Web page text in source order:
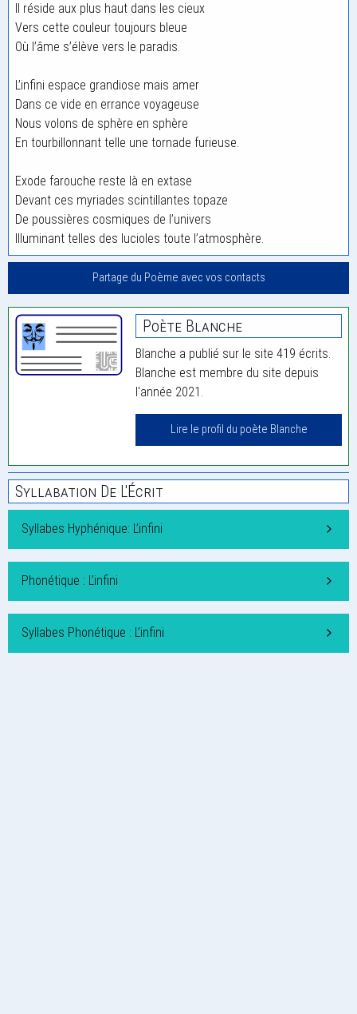
Il réside aux plus haut dans les cieux
Vers cette couleur toujours bleue
Où l’âme s’élève vers le paradis.
L’infini espace grandiose mais amer
Dans ce vide en errance voyageuse
Nous volons de sphère en sphère
En tourbillonnant telle une tornade furieuse.
Exode farouche reste là en extase
Devant ces myriades scintillantes topaze
De poussières cosmiques de l’univers
Illuminant telles des lucioles toute l’atmosphère.
Partage du Poème avec vos contacts
Poète Blanche
Blanche a publié sur le site 419 écrits.
Blanche est membre du site depuis
l'année 2021.
Lire le profil du poète Blanche
Syllabation De L'Écrit
Syllabes Hyphénique: L’infini
Phonétique : L’infini
Syllabes Phonétique : L’infini